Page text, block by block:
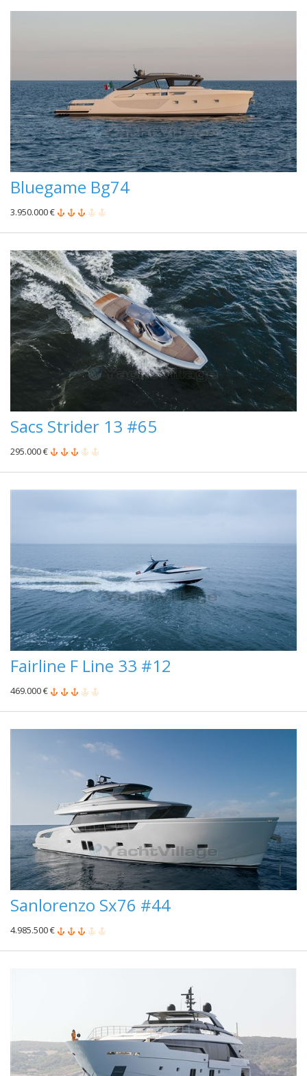
Bluegame Bg74
3.950.000 €
Sacs Strider 13 #65
295.000 €
Fairline F Line 33 #12
469.000 €
Sanlorenzo Sx76 #44
4.985.500 €